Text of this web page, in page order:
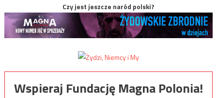
Czy jest jeszcze naród polski?
Wspieraj Fundację Magna Polonia!